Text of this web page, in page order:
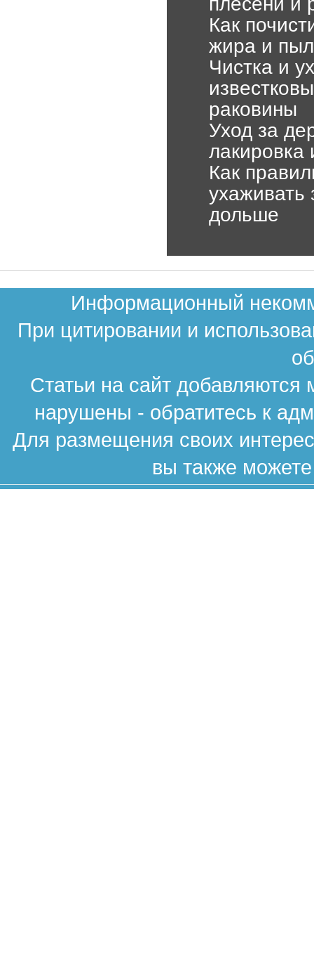
Как
жира и
Чистка и
раковины
Уход за
лакировка
Как
ухаживать
дольше
Информационный
При цитировании и
Статьи на сайт
нарушены - обратитесь к
Для размещения своих
вы также